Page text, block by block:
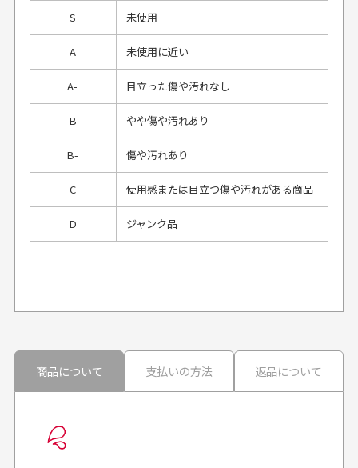
S 未使用
A 未使用に近い
A- 目立った傷や汚れなし
B やや傷や汚れあり
B- 傷や汚れあり
C 使用感または目立つ傷や汚れがある商品
D ジャンク品
良かった！
30代男性
お届け希望日時をご指定頂けます。
商品について 支払いの方法 返品について